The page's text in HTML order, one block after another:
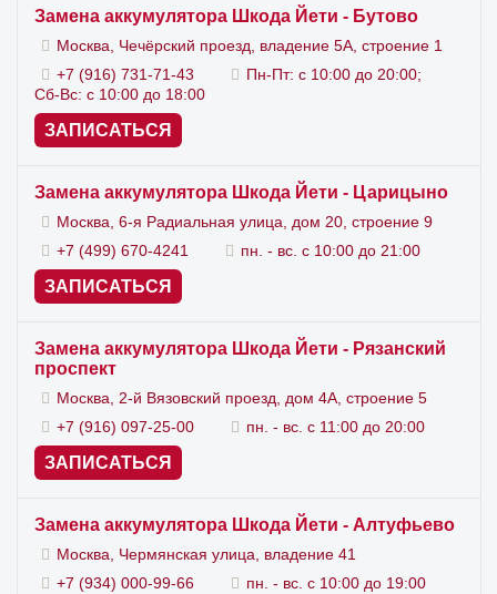
Замена аккумулятора Шкода Йети - Бутово
Москва, Чечёрский проезд, владение 5А, строение 1
+7 (916) 731-71-43
Пн-Пт: с 10:00 до 20:00;
Сб-Вс: с 10:00 до 18:00
ЗАПИСАТЬСЯ
Замена аккумулятора Шкода Йети - Царицыно
Москва, 6-я Радиальная улица, дом 20, строение 9
+7 (499) 670-4241
пн. - вс. с 10:00 до 21:00
ЗАПИСАТЬСЯ
Замена аккумулятора Шкода Йети - Рязанский
проспект
Москва, 2-й Вязовский проезд, дом 4А, строение 5
+7 (916) 097-25-00
пн. - вс. с 11:00 до 20:00
ЗАПИСАТЬСЯ
Замена аккумулятора Шкода Йети - Алтуфьево
Москва, Чермянская улица, владение 41
+7 (934) 000-99-66
пн. - вс. с 10:00 до 19:00